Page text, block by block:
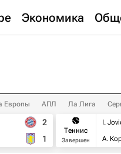
Экономика
Европы АПЛ Ла Лига
2
1
Теннис
Завершен
I.
А.